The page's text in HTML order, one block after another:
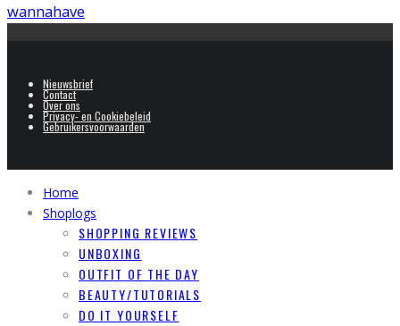
wannahave
Nieuwsbrief
Contact
Over ons
Privacy- en Cookiebeleid
Gebruikersvoorwaarden
Home
Shoplogs
SHOPPING REVIEWS
UNBOXING
OUTFIT OF THE DAY
BEAUTY/TUTORIALS
DO IT YOURSELF